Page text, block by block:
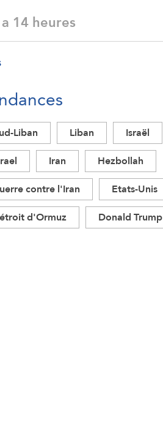
14 heures
Liban Liban
Israël
Iran
Hezbollah
contre l'Iran
Etats-Unis
d'Ormuz
Donald Trump